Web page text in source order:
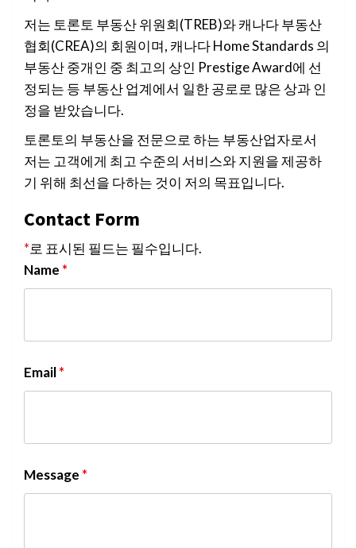
저는 토론토 부동산 위원회(TREB)와 캐나다 부동산
협회(CREA)의 회원이며, 캐나다 Home Standards 의
부동산 중개인 중 최고의 상인 Prestige Award에 선
정되는 등 부동산 업계에서 일한 공로로 많은 상과 인
정을 받았습니다.
토론토의 부동산을 전문으로 하는 부동산업자로서
저는 고객에게 최고 수준의 서비스와 지원을 제공하
기 위해 최선을 다하는 것이 저의 목표입니다.
Contact Form
*로 표시된 필드는 필수입니다.
Name *
Email*
Message *